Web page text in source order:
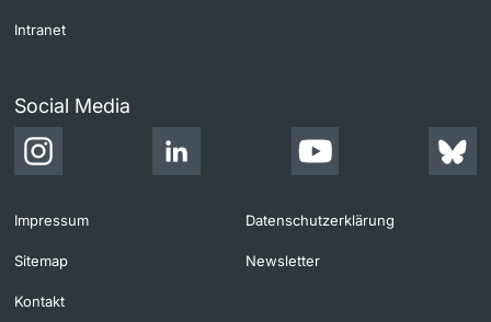
Intranet
Social Media
Impressum Datenschutzerklärung
Sitemap Newsletter
Kontakt